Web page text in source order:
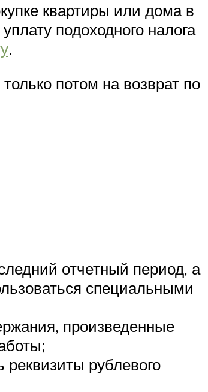
квартиры или дома в
подоходного налога
.
потом на возврат по
отчетный период, а
специальными
произведенные
рублевого